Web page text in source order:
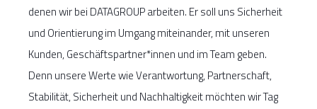
denen wir bei DATAGROUP arbeiten. Er soll uns Sicherheit
und Orientierung im Umgang miteinander, mit unseren
Kunden, Geschäftspartner*innen und im Team geben.
Denn unsere Werte wie Verantwortung, Partnerschaft,
Stabilität, Sicherheit und Nachhaltigkeit möchten wir Tag